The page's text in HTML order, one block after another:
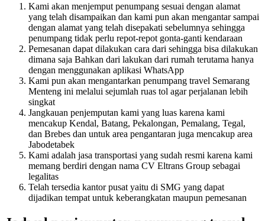
Kami akan menjemput penumpang sesuai dengan alamat
yang telah disampaikan dan kami pun akan mengantar sampai
dengan alamat yang telah disepakati sebelumnya sehingga
penumpang tidak perlu repot-repot gonta-ganti kendaraan
Pemesanan dapat dilakukan cara dari sehingga bisa dilakukan
dimana saja Bahkan dari lakukan dari rumah terutama hanya
dengan menggunakan aplikasi WhatsApp
Kami pun akan mengantarkan penumpang travel Semarang
Menteng ini melalui sejumlah ruas tol agar perjalanan lebih
singkat
Jangkauan penjemputan kami yang luas karena kami
mencakup Kendal, Batang, Pekalongan, Pemalang, Tegal,
dan Brebes dan untuk area pengantaran juga mencakup area
Jabodetabek
Kami adalah jasa transportasi yang sudah resmi karena kami
memang berdiri dengan nama CV Eltrans Group sebagai
legalitas
Telah tersedia kantor pusat yaitu di SMG yang dapat
dijadikan tempat untuk keberangkatan maupun pemesanan